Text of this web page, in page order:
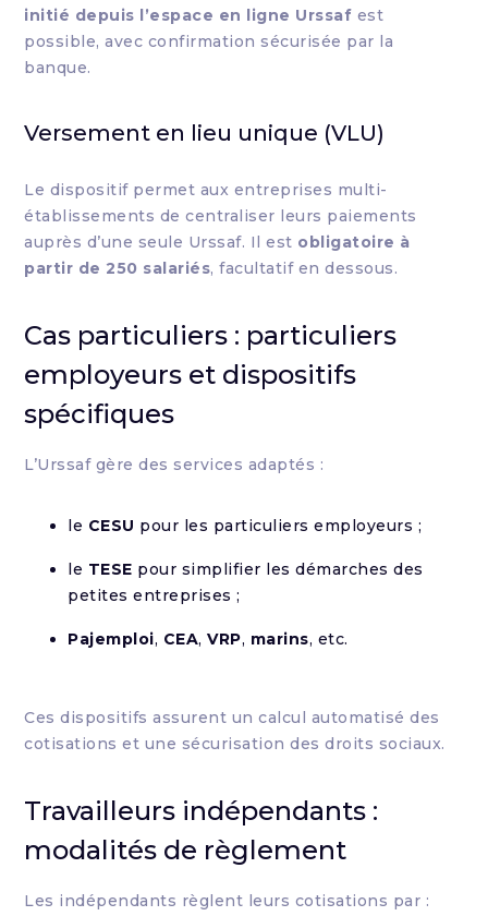
initié depuis l’espace en ligne Urssaf est
possible, avec confirmation sécurisée par la
banque.
Versement en lieu unique (VLU)
Le dispositif permet aux entreprises multi-
établissements de centraliser leurs paiements
auprès d’une seule Urssaf. Il est obligatoire à
partir de 250 salariés, facultatif en dessous.
Cas particuliers : particuliers
employeurs et dispositifs
spécifiques
L’Urssaf gère des services adaptés :
le CESU pour les particuliers employeurs ;
le TESE pour simplifier les démarches des
petites entreprises ;
Pajemploi, CEA,VRP, marins, etc.
Ces dispositifs assurent un calcul automatisé des
cotisations et une sécurisation des droits sociaux.
Travailleurs indépendants :
modalités de règlement
Les indépendants règlent leurs cotisations par :